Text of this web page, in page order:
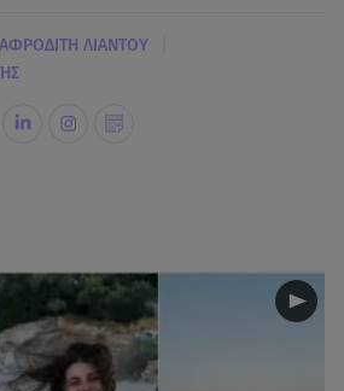
ΑΦΡΟΔΙΤΗ ΛΙΑΝΤΟΥ